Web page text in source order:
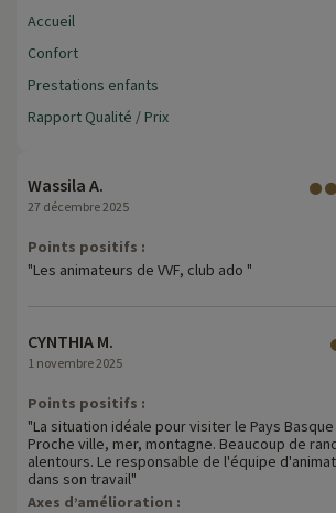
Accueil
Confort
Prestations enfants
Rapport Qualité / Prix
Wassila A.
27 décembre 2025
Points positifs :
"Les animateurs de VVF, club ado "
CYNTHIA M.
1 novembre 2025
Points positifs :
"La situation idéale pour visiter le Pays
Proche ville, mer, montagne. Beaucoup de
alentours. Le responsable de l'équipe
dans son travail"
Axes d’amélioration :